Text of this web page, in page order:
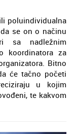
poluindividualna
se on o načinu
sa nadležnim
koordinatora za
Bitno
će tačno početi
u kojim
te kakvom